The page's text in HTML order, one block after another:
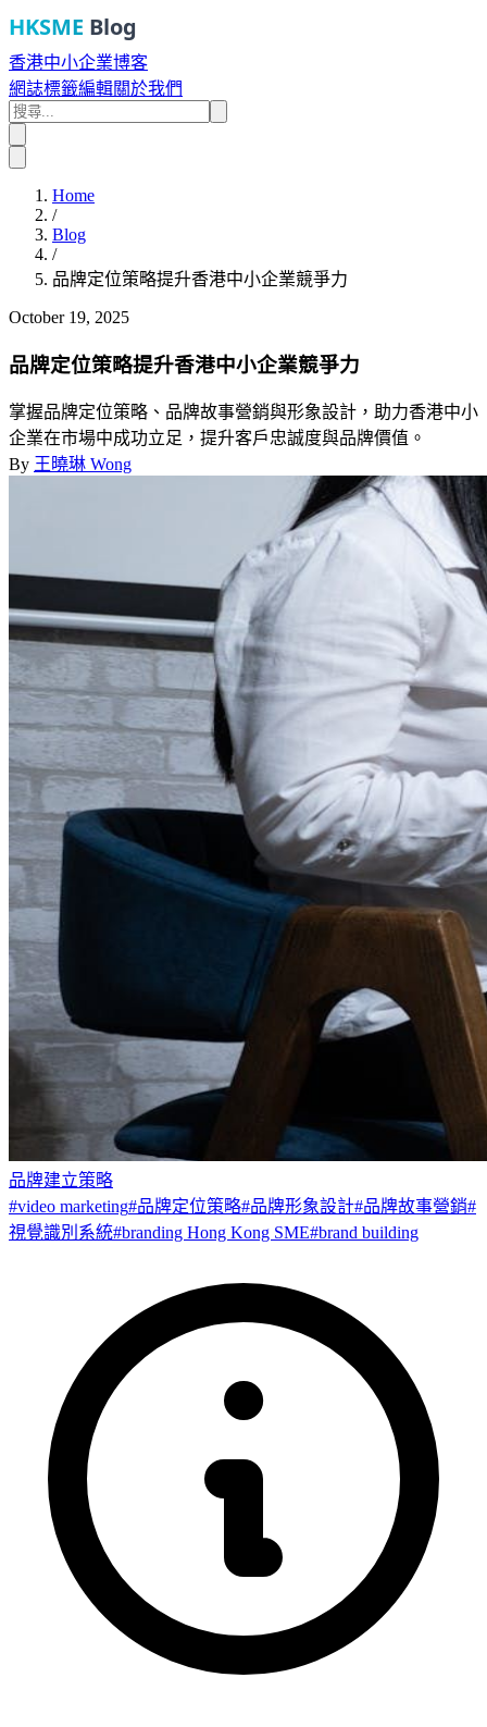
HKSME Blog
香港中小企業博客
網誌標籤編輯關於我們
Home
/
Blog
/
品牌定位策略提升香港中小企業競爭力
October 19, 2025
品牌定位策略提升香港中小企業競爭力
掌握品牌定位策略、品牌故事營銷與形象設計，助力香港中小
企業在市場中成功立足，提升客戶忠誠度與品牌價值。
By 王曉琳 Wong
品牌建立策略
#video marketing#品牌定位策略#品牌形象設計#品牌故事營銷#
視覺識別系統#branding Hong Kong SME#brand building